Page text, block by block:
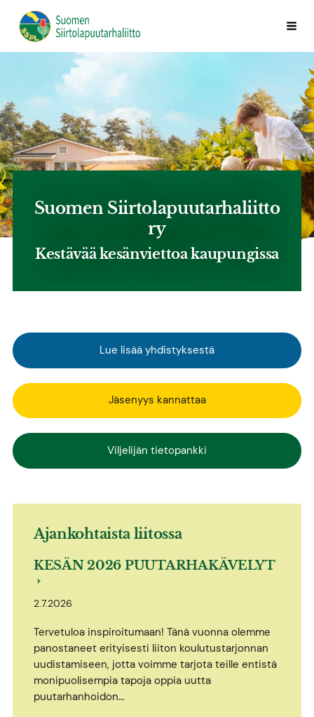
Siirry
sivun
Suomen Siirtolapuutarhaliitto ry
Suomen Siirtolapuutarhaliitto
ry
Kestävää kesänviettoa kaupungissa
Lue lisää yhdistyksestä
Jäsenyys kannattaa
Viljelijän tietopankki
Ajankohtaista liitossa
KESÄN 2026 PUUTARHAKÄVELYT
2.7.2026
Tervetuloa inspiroitumaan! Tänä vuonna olemme
panostaneet erityisesti liiton koulutustarjonnan
uudistamiseen, jotta voimme tarjota teille entistä
monipuolisempia tapoja oppia uutta
puutarhanhoidon…